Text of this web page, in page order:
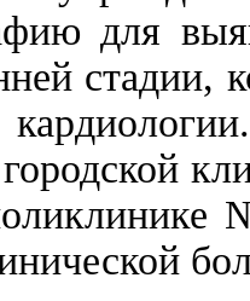
для
стадии,
городской